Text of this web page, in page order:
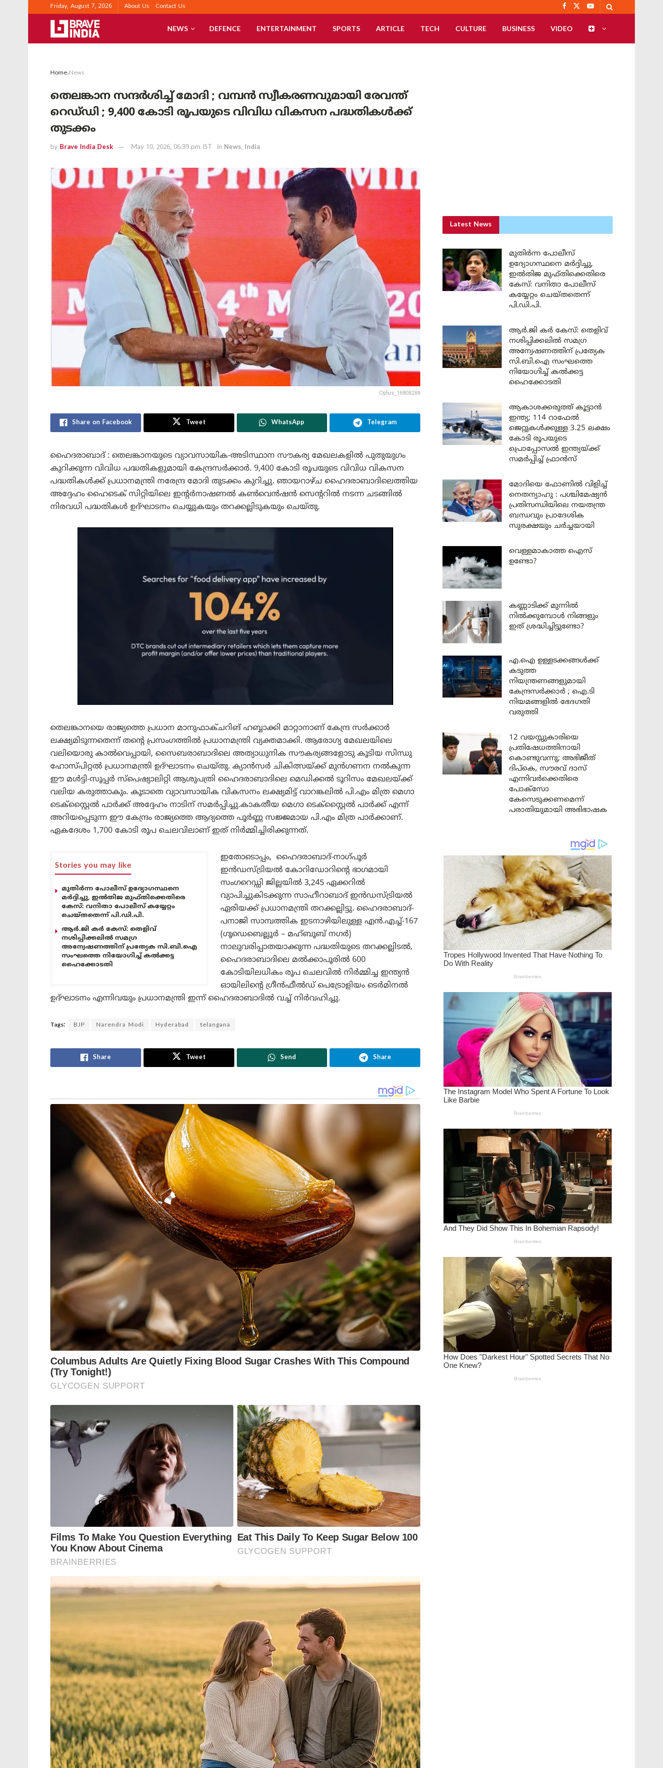
Friday, August 7, 2026 About Us Contact Us
NEWS DEFENCE ENTERTAINMENT SPORTS ARTICLE TECH CULTURE BUSINESS VIDEO
Home News
തെലങ്കാന സന്ദർശിച്ച് മോദി ; വമ്പൻ സ്വീകരണവുമായി രേവന്ത്
റെഡ്‌ഡി ; 9,400 കോടി രൂപയുടെ വിവിധ വികസന പദ്ധതികൾക്ക്
തുടക്കം
by Brave India Desk May 10, 2026, 06:39 pm IST in News, India
Oplus_16908288
Share on Facebook Tweet WhatsApp Telegram
ഹൈദരാബാദ് : തെലങ്കാനയുടെ വ്യാവസായിക-അടിസ്ഥാന സൗകര്യ മേഖലകളിൽ പുതുയുഗം
കുറിക്കുന്ന വിവിധ പദ്ധതികളുമായി കേന്ദ്രസർക്കാർ. 9,400 കോടി രൂപയുടെ വിവിധ വികസന
പദ്ധതികൾക്ക് പ്രധാനമന്ത്രി നരേന്ദ്ര മോദി തുടക്കം കുറിച്ചു. ഞായറാഴ്ച ഹൈദരാബാദിലെത്തിയ
അദ്ദേഹം ഹൈടെക് സിറ്റിയിലെ ഇന്റർനാഷണൽ കൺവെൻഷൻ സെന്ററിൽ നടന്ന ചടങ്ങിൽ
നിരവധി പദ്ധതികൾ ഉദ്ഘാടനം ചെയ്യുകയും തറക്കല്ലിടുകയും ചെയ്തു.
തെലങ്കാനയെ രാജ്യത്തെ പ്രധാന മാനുഫാക്ചറിങ് ഹബ്ബാക്കി മാറ്റാനാണ് കേന്ദ്ര സർക്കാർ
ലക്ഷ്യമിടുന്നതെന്ന് തന്റെ പ്രസംഗത്തിൽ പ്രധാനമന്ത്രി വ്യക്തമാക്കി. ആരോഗ്യ മേഖലയിലെ
വലിയൊരു കാൽവെപ്പായി, സൈബരാബാദിലെ അത്യാധുനിക സൗകര്യങ്ങളോടു കൂടിയ സിന്ധു
ഹോസ്പിറ്റൽ പ്രധാനമന്ത്രി ഉദ്ഘാടനം ചെയ്തു. ക്യാൻസർ ചികിത്സയ്ക്ക് മുൻഗണന നൽകുന്ന
ഈ മൾട്ടി-സൂപ്പർ സ്പെഷ്യാലിറ്റി ആശുപത്രി ഹൈദരാബാദിലെ മെഡിക്കൽ ടൂറിസം മേഖലയ്ക്ക്
വലിയ കരുത്താകും. കൂടാതെ വ്യാവസായിക വികസനം ലക്ഷ്യമിട്ട് ​വാറങ്കലിൽ പി.എം മിത്ര മെഗാ
ടെക്സ്റ്റൈൽ പാർക്ക് അദ്ദേഹം നാടിന് സമർപ്പിച്ചു.കാകതീയ മെഗാ ടെക്സ്റ്റൈൽ പാർക്ക് എന്ന്
അറിയപ്പെടുന്ന ഈ കേന്ദ്രം രാജ്യത്തെ ആദ്യത്തെ പൂർണ്ണ സജ്ജമായ പി.എം മിത്ര പാർക്കാണ്.
ഏകദേശം 1,700 കോടി രൂപ ചെലവിലാണ് ഇത് നിർമ്മിച്ചിരിക്കുന്നത്.
Stories you may like
മുതിർന്ന പോലീസ് ഉദ്യോഗസ്ഥനെ
മർദ്ദിച്ചു, ഇൽതിജ മുഫ്തിക്കെതിരെ
കേസ്: വനിതാ പോലീസ് കയ്യേറ്റം
ചെയ്തതെന്ന് പി.ഡി.പി.
ആർ.ജി കർ കേസ്: തെളിവ്
നശിപ്പിക്കലിൽ സമഗ്ര
അന്വേഷണത്തിന് പ്രത്യേക സി.ബി.ഐ
സംഘത്തെ നിയോഗിച്ച് കൽക്കട്ട
ഹൈക്കോടതി
ഇതോടൊപ്പം, ​ ഹൈദരാബാദ്-നാഗ്പൂർ
ഇൻഡസ്ട്രിയൽ കോറിഡോറിന്റെ ഭാഗമായി
സംഗറെഡ്ഡി ജില്ലയിൽ 3,245 ഏക്കറിൽ
വ്യാപിച്ചുകിടക്കുന്ന സാഹീറാബാദ് ഇൻഡസ്ട്രിയൽ
ഏരിയക്ക് പ്രധാനമന്ത്രി തറക്കല്ലിട്ടു. ഹൈദരാബാദ്-
പനാജി സാമ്പത്തിക ഇടനാഴിയിലുള്ള എൻ.എച്ച്-167
(ഗൂഡെബെല്ലൂർ – മഹ്ബൂബ് നഗർ)
നാലുവരിപ്പാതയാക്കുന്ന പദ്ധതിയുടെ തറക്കല്ലിടൽ,
ഹൈദരാബാദിലെ മൽക്കാപൂരിൽ 600
കോടിയിലധികം രൂപ ചെലവിൽ നിർമ്മിച്ച ഇന്ത്യൻ
ഓയിലിന്റെ ഗ്രീൻഫീൽഡ് പെട്രോളിയം ടെർമിനൽ
ഉദ്ഘാടനം എന്നിവയും പ്രധാനമന്ത്രി ഇന്ന് ഹൈദരാബാദിൽ വച്ച് നിർവഹിച്ചു.
Tags: BJP Narendra Modi Hyderabad telangana
Share Tweet Send Share
Latest News
മുതിർന്ന പോലീസ്
ഉദ്യോഗസ്ഥനെ മർദ്ദിച്ചു,
ഇൽതിജ മുഫ്തിക്കെതിരെ
കേസ്: വനിതാ പോലീസ്
കയ്യേറ്റം ചെയ്തതെന്ന്
പി.ഡി.പി.
ആർ.ജി കർ കേസ്: തെളിവ്
നശിപ്പിക്കലിൽ സമഗ്ര
അന്വേഷണത്തിന് പ്രത്യേക
സി.ബി.ഐ സംഘത്തെ
നിയോഗിച്ച് കൽക്കട്ട
ഹൈക്കോടതി
ആകാശക്കരുത്ത് കൂട്ടാൻ
ഇന്ത്യ; 114 റാഫേൽ
ജെറ്റുകൾക്കുള്ള 3.25 ലക്ഷം
കോടി രൂപയുടെ
പ്രൊപ്പോസൽ ഇന്ത്യയ്ക്ക്
സമർപ്പിച്ച് ഫ്രാൻസ്
മോദിയെ ഫോണിൽ വിളിച്ച്
നെതന്യാഹു : പശ്ചിമേഷ്യൻ
പ്രതിസന്ധിയിലെ നയതന്ത്ര
ബന്ധവും പ്രാദേശിക
സുരക്ഷയും ചർച്ചയായി
വെള്ളമാകാത്ത ഐസ്
ഉണ്ടോ?
കണ്ണാടിക്ക് മുന്നിൽ
നിൽക്കുമ്പോൾ നിങ്ങളും
ഇത് ശ്രദ്ധിച്ചിട്ടുണ്ടോ?
എ.ഐ ഉള്ളടക്കങ്ങൾക്ക്
കടുത്ത
നിയന്ത്രണങ്ങളുമായി
കേന്ദ്രസർക്കാർ ; ഐ.ടി
നിയമങ്ങളിൽ ഭേദഗതി
വരുത്തി
12 വയസ്സുകാരിയെ
പ്രതിഷേധത്തിനായി
കൊണ്ടുവന്നു; അഭിജീത്
ദിപ്കെ, സൗരവ് ദാസ്
എന്നിവർക്കെതിരെ
പോക്സോ
കേസെടുക്കണമെന്ന്
പരാതിയുമായി അഭിഭാഷക